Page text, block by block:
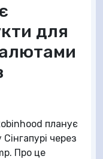
для
планує
через
Про це